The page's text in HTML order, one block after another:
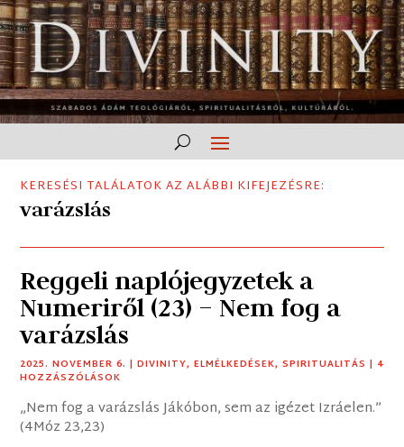
KERESÉSI TALÁLATOK AZ ALÁBBI KIFEJEZÉSRE:
varázslás
Reggeli naplójegyzetek a
Numeriről (23) – Nem fog a
varázslás
2025. NOVEMBER 6. |DIVINITY,ELMÉLKEDÉSEK,SPIRITUALITÁS | 4
HOZZÁSZÓLÁSOK
„Nem fog a varázslás Jákóbon, sem az igézet Izráelen.”
(4Móz 23,23)